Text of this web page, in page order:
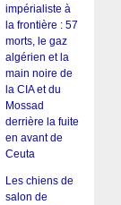
impérialiste à
la frontière : 57
morts, le gaz
algérien et la
main noire de
la CIA et du
Mossad
derrière la fuite
en avant de
Ceuta
Les chiens de
salon de